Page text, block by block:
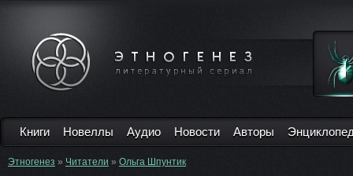
Книги Новеллы Аудио Новости Авторы
Этногенез » Читатели » Ольга Шпунтик